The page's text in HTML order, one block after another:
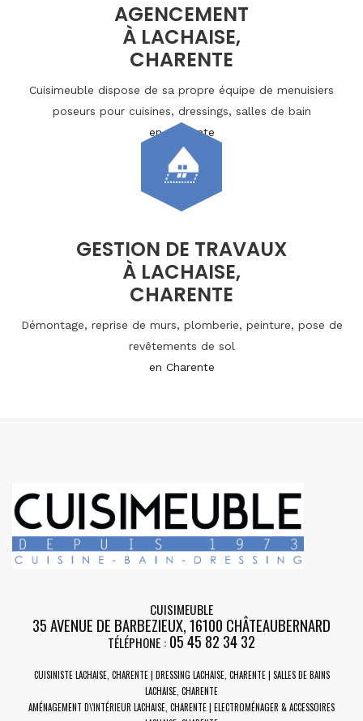
AGENCEMENT
À LACHAISE,
CHARENTE
Cuisimeuble dispose de sa propre équipe de menuisiers
poseurs pour cuisines, dressings, salles de bain
en Charente
GESTION DE TRAVAUX
À LACHAISE,
CHARENTE
Démontage, reprise de murs, plomberie, peinture, pose de
revêtements de sol
en Charente
CUISIMEUBLE
35 AVENUE DE BARBEZIEUX,16100 CHÂTEAUBERNARD
TÉLÉPHONE : 05 45 82 34 32
CUISINISTE LACHAISE, CHARENTE | DRESSING LACHAISE, CHARENTE | SALLES DE BAINS
LACHAISE, CHARENTE
AMÉNAGEMENT D\'INTÉRIEUR LACHAISE, CHARENTE | ELECTROMÉNAGER & ACCESSOIRES